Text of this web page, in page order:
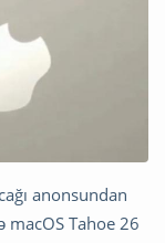
anonsundan
macOS Tahoe 26